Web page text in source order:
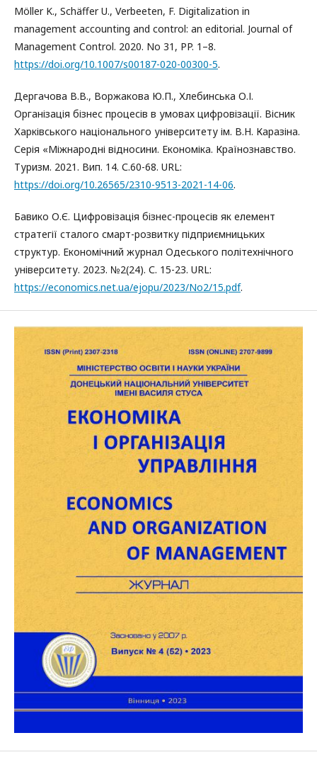
Möller K., Schäffer U., Verbeeten, F. Digitalization in
management accounting and control: an editorial. Journal of
Management Control. 2020. No 31, PP. 1–8.
https://doi.org/10.1007/s00187-020-00300-5.
Дергачова В.В., Воржакова Ю.П., Хлебинська О.І.
Організація бізнес процесів в умовах цифровізації. Вісник
Харківського національного університету ім. В.Н. Каразіна.
Серія «Міжнародні відносини. Економіка. Країнознавство.
Туризм. 2021. Вип. 14. С.60-68. URL:
https://doi.org/10.26565/2310-9513-2021-14-06.
Бавико О.Є. Цифровізація бізнес-процесів як елемент
стратегії сталого смарт-розвитку підприємницьких
структур. Економічний журнал Одеського політехнічного
університету. 2023. №2(24). С. 15-23. URL:
https://economics.net.ua/ejopu/2023/No2/15.pdf.